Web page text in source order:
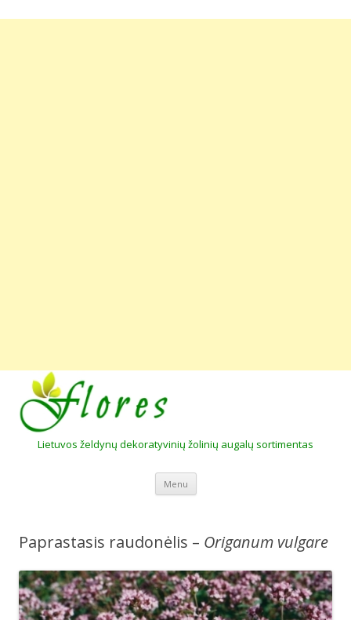
Lietuvos želdynų dekoratyvinių žolinių augalų sortimentas
Menu Skip to content
Paprastasis raudonėlis – Origanum vulgare